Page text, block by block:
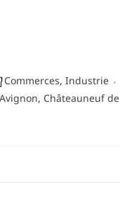
Commerces, Industrie
, Châteauneuf de